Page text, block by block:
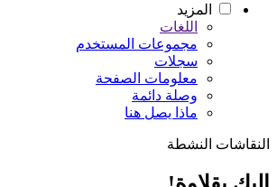
المزيد
اللغات
مجموعات المستخدم
سجلات
معلومات الصفحة
وصلة دائمة
ماذا يصل هنا
النقاشات النشطة